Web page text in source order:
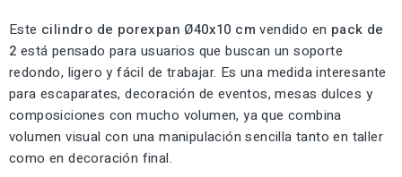
Este cilindro de porexpan Ø40x10 cm vendido en pack de
2 está pensado para usuarios que buscan un soporte
redondo, ligero y fácil de trabajar. Es una medida interesante
para escaparates, decoración de eventos, mesas dulces y
composiciones con mucho volumen, ya que combina
volumen visual con una manipulación sencilla tanto en taller
como en decoración final.